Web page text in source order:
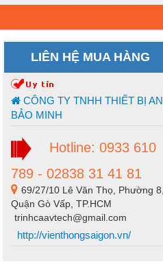
LIÊN HỆ MUA HÀNG
CÔNG TY TNHH THIẾT BỊ AN
BẢO MINH
Hotline: 0933 610
789 - 02838 31 41 81
69/27/10 Lê Văn Thọ, Phường 8,
Quận Gò Vấp, TP.HCM
trinhcaavtech@gmail.com
http://vienthongsaigon.vn/